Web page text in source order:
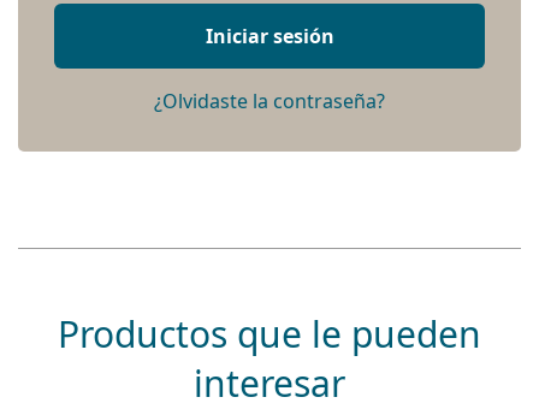
Iniciar sesión
¿Olvidaste la contraseña?
Productos que le pueden
interesar